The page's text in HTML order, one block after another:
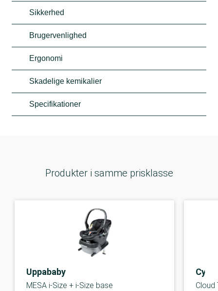
Sikkerhed
Brugervenlighed
Ergonomi
Skadelige kemikalier
Specifikationer
Produkter i samme prisklasse
Uppababy
MESA i-Size + i-Size base Cloud